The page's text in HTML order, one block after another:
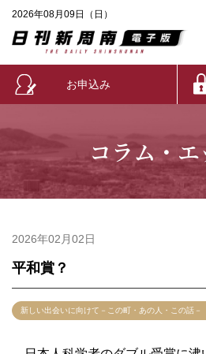
2026年08月09日（日）
お申込み
コラム・エ
2026年02月02日
平和賞？
新しい出会いに向けて－この町・あの人・この話